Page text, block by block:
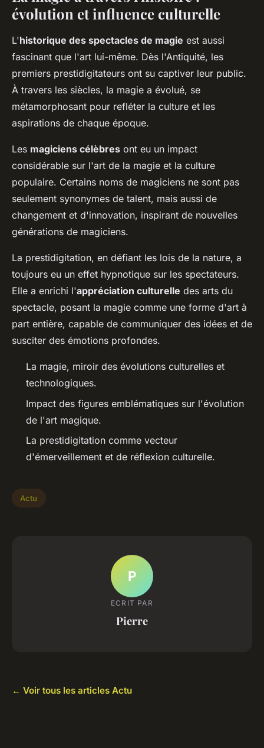
évolution et influence culturelle
L'historique des spectacles de magie est aussi
fascinant que l'art lui-même. Dès l'Antiquité, les
premiers prestidigitateurs ont su captiver leur public.
À travers les siècles, la magie a évolué, se
métamorphosant pour refléter la culture et les
aspirations de chaque époque.
Les magiciens célèbres ont eu un impact
considérable sur l'art de la magie et la culture
populaire. Certains noms de magiciens ne sont pas
seulement synonymes de talent, mais aussi de
changement et d'innovation, inspirant de nouvelles
générations de magiciens.
La prestidigitation, en défiant les lois de la nature, a
toujours eu un effet hypnotique sur les spectateurs.
Elle a enrichi l'appréciation culturelle des arts du
spectacle, posant la magie comme une forme d'art à
part entière, capable de communiquer des idées et de
susciter des émotions profondes.
La magie, miroir des évolutions culturelles et
technologiques.
Impact des figures emblématiques sur l'évolution
de l'art magique.
La prestidigitation comme vecteur
d'émerveillement et de réflexion culturelle.
Actu
P
ECRIT PAR
Pierre
← Voir tous les articles Actu